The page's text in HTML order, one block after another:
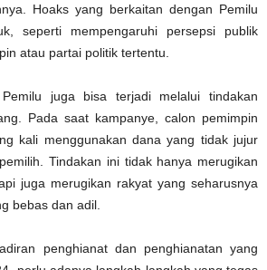
Hoaks yang berkaitan dengan Pemilu
seperti mempengaruhi persepsi publik
atau partai politik tertentu.
juga bisa terjadi melalui tindakan
Pada saat kampanye, calon pemimpin
kali menggunakan dana yang tidak jujur
Tindakan ini tidak hanya merugikan
juga merugikan rakyat yang seharusnya
bebas dan adil.
penghianat dan penghianatan yang